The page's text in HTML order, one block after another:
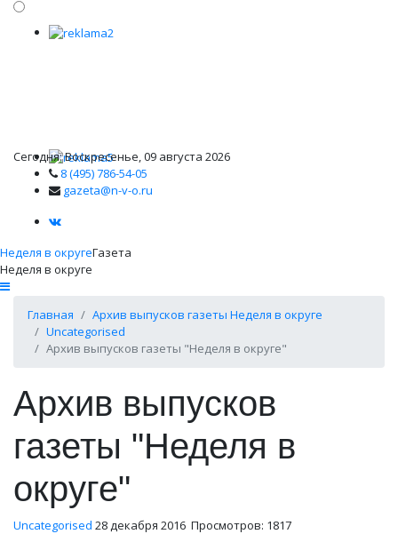
Сегодня: Воскресенье, 09 августа 2026
8 (495) 786-54-05
gazeta@n-v-o.ru
Неделя в округеГазета
Неделя в округе
Главная
Архив выпусков газеты Неделя в округе
Uncategorised
Архив выпусков газеты "Неделя в округе"
Архив выпусков
газеты "Неделя в
округе"
Uncategorised 28 декабря 2016 Просмотров: 1817